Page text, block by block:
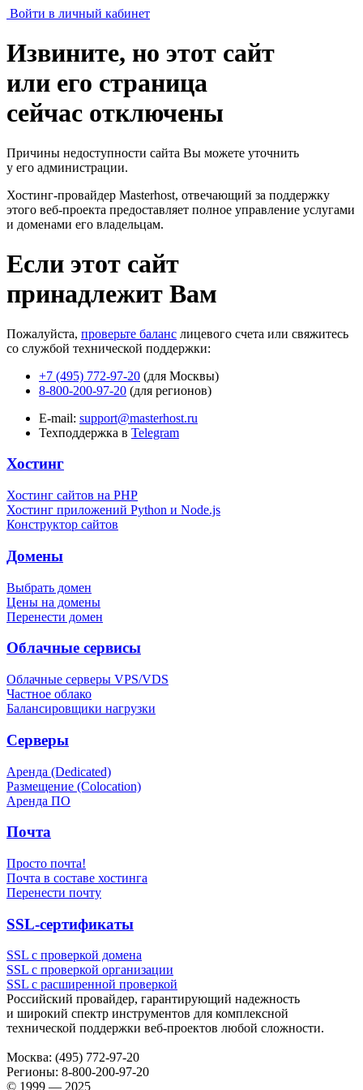
Войти в личный кабинет
Извините, но этот сайт
или его страница
сейчас отключены
Причины недоступности сайта Вы можете уточнить
у его администрации.
Хостинг-провайдер Masterhost, отвечающий за поддержку
этого веб-проекта предоставляет полное управление услугами
и доменами его владельцам.
Если этот сайт
принадлежит Вам
Пожалуйста, проверьте баланс лицевого счета или свяжитесь
со службой технической поддержки:
+7 (495) 772-97-20 (для Москвы)
8-800-200-97-20 (для регионов)
E-mail: support@masterhost.ru
Техподдержка в Telegram
Хостинг
Хостинг сайтов на PHP
Хостинг приложений Python и Node.js
Конструктор сайтов
Домены
Выбрать домен
Цены на домены
Перенести домен
Облачные сервисы
Облачные серверы VPS/VDS
Частное облако
Балансировщики нагрузки
Серверы
Аренда (Dedicated)
Размещение (Colocation)
Аренда ПО
Почта
Просто почта!
Почта в составе хостинга
Перенести почту
SSL-сертификаты
SSL с проверкой домена
SSL с проверкой организации
SSL с расширенной проверкой
Российский провайдер, гарантирующий надежность
и широкий спектр инструментов для комплексной
технической поддержки веб-проектов любой сложности.
Москва: (495) 772-97-20
Регионы: 8-800-200-97-20
© 1999 — 2025